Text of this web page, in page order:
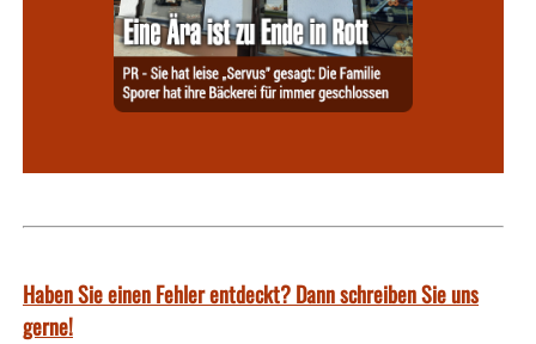
Haben Sie einen Fehler entdeckt? Dann schreiben Sie uns
gerne!